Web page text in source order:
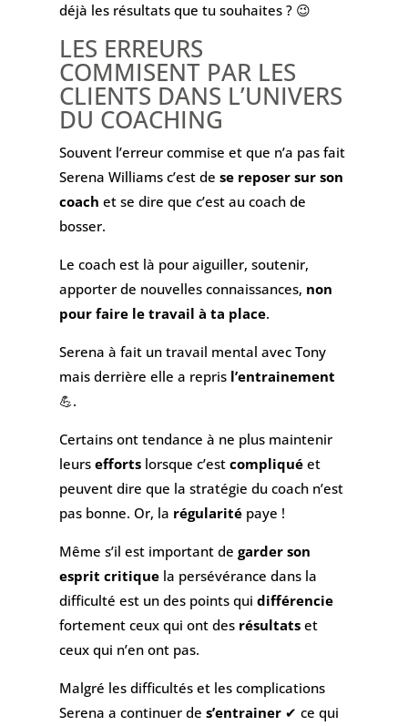
déjà les résultats que tu souhaites ? 😉
LES ERREURS
COMMISENT PAR LES
CLIENTS DANS L’UNIVERS
DU COACHING
Souvent l’erreur commise et que n’a pas fait
Serena Williams c’est de se reposer sur son
coach et se dire que c’est au coach de
bosser.
Le coach est là pour aiguiller, soutenir,
apporter de nouvelles connaissances, non
pour faire le travail à ta place.
Serena à fait un travail mental avec Tony
mais derrière elle a repris l’entrainement
💪.
Certains ont tendance à ne plus maintenir
leurs efforts lorsque c’est compliqué et
peuvent dire que la stratégie du coach n’est
pas bonne. Or, la régularité paye !
Même s’il est important de garder son
esprit critiquela persévérance dans la
difficulté est un des points qui différencie
fortement ceux qui ont des résultats et
ceux qui n’en ont pas.
Malgré les difficultés et les complications
Serena a continuer de s’entrainer ✔ ce qui